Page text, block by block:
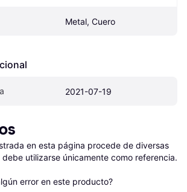
Metal, Cuero
2021-07-19
en esta página procede de diversas
utilizarse únicamente como referencia.
error en este producto?